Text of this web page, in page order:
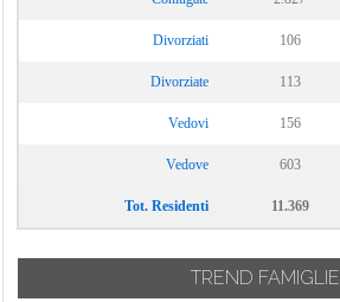
Divorziati 106
Divorziate 113
Vedovi 156
Vedove 603
Tot. Residenti 11.369
TREND FAMIGLIE